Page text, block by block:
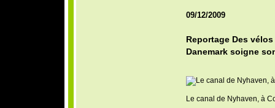
09/12/2009
Reportage Des
Danemark soigne
Le canal de Nyhaven, à